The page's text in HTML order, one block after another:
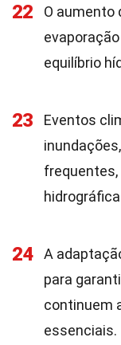
22
O aumento
equilíbrio
23
Eventos
24
A
para
continuem
essenciais.